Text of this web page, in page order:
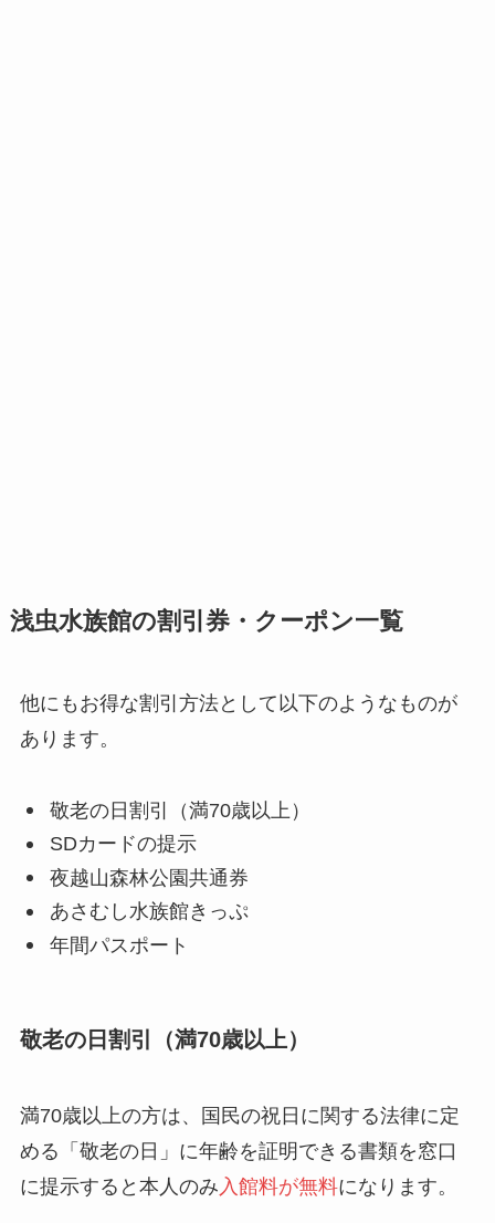
浅虫水族館の割引券・クーポン一覧
他にもお得な割引方法として以下のようなものが
あります。
敬老の日割引（満70歳以上）
SDカードの提示
夜越山森林公園共通券
あさむし水族館きっぷ
年間パスポート
敬老の日割引（満70歳以上）
満70歳以上の方は、国民の祝日に関する法律に定
める「敬老の日」に年齢を証明できる書類を窓口
に提示すると本人のみ入館料が無料になります。